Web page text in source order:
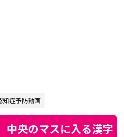
知症予防動画
中央のマスに入る漢字